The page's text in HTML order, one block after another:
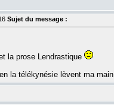
Sujet du message :
la prose Lendrastique
la télékynésie lèvent ma main